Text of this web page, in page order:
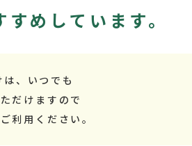
すめしています。
、いつでも
だけますので
利用ください。